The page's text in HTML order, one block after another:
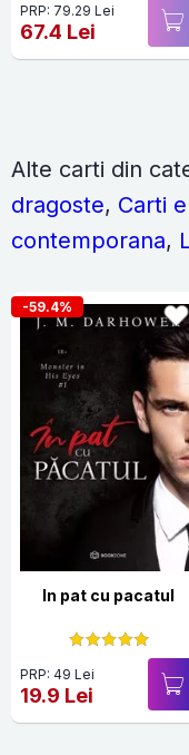
PRP: 79.29 Lei
67.4 Lei
Alte carti din
dragoste, Carti
contemporana,
-59.4%
In pat cu pacatul
PRP: 49 Lei
19.9 Lei